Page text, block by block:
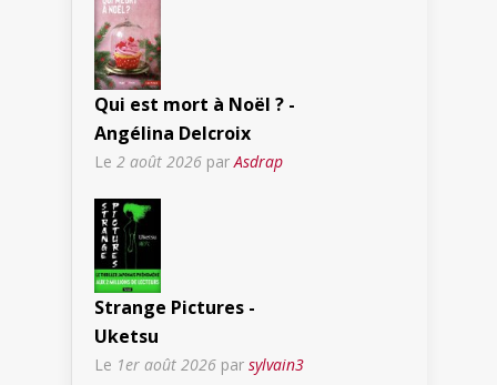
Qui est mort à Noël ? -
Angélina Delcroix
Le 2 août 2026 par Asdrap
Strange Pictures -
Uketsu
Le 1er août 2026 par sylvain3